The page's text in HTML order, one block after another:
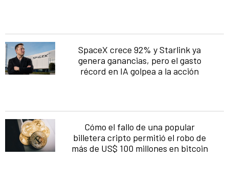
SpaceX crece 92% y Starlink ya
genera ganancias, pero el gasto
récord en IA golpea a la acción
Cómo el fallo de una popular
billetera cripto permitió el robo de
más de US$ 100 millones en bitcoin